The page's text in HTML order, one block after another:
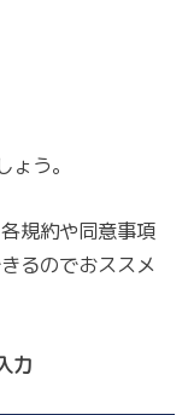
う。
規約や同意事項
るのでおススメ
力